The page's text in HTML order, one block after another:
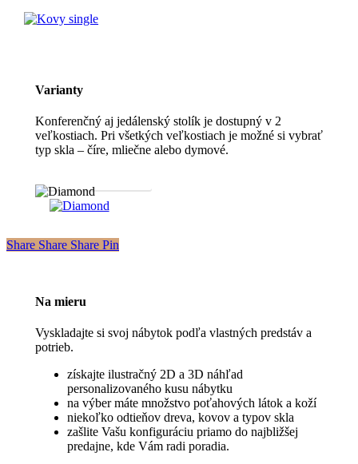
Varianty
Konferenčný aj jedálenský stolík je dostupný v 2
veľkostiach. Pri všetkých veľkostiach je možné si vybrať
typ skla – číre, mliečne alebo dymové.
Share
Share Share Share Pin
Na mieru
Vyskladajte si svoj nábytok podľa vlastných predstáv a
potrieb.
získajte ilustračný 2D a 3D náhľad
personalizovaného kusu nábytku
na výber máte množstvo poťahových látok a koží
niekoľko odtieňov dreva, kovov a typov skla
zašlite Vašu konfiguráciu priamo do najbližšej
predajne, kde Vám radi poradia.